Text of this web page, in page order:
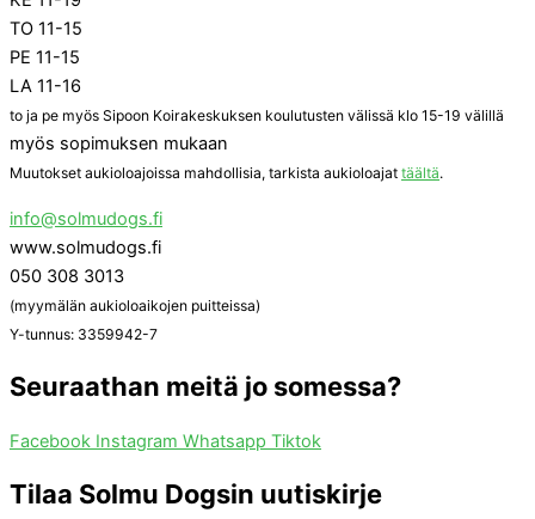
TO 11-15
PE 11-15
LA 11-16
to ja pe myös Sipoon Koirakeskuksen koulutusten välissä klo 15-19 välillä
myös sopimuksen mukaan
Muutokset aukioloajoissa mahdollisia, tarkista aukioloajat täältä.
info@solmudogs.fi
www.solmudogs.fi
050 308 3013
(myymälän aukioloaikojen puitteissa)
Y-tunnus: 3359942-7
Seuraathan meitä jo somessa?
Facebook Instagram Whatsapp Tiktok
Tilaa Solmu Dogsin uutiskirje